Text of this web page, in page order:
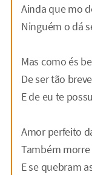
Ainda que mo
Ninguém o dá
Mas como és
De ser tão
E de eu te
Amor perfeito
Também
E se quebram